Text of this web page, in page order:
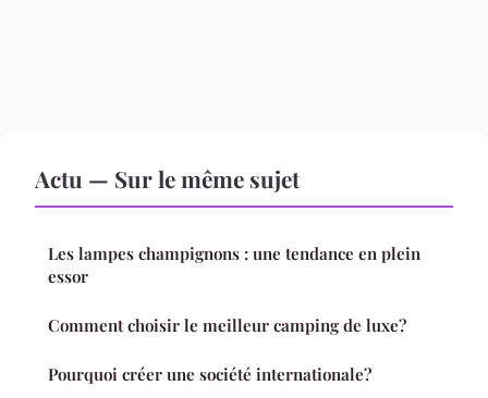
Actu — Sur le même sujet
Les lampes champignons : une tendance en plein
essor
Comment choisir le meilleur camping de luxe?
Pourquoi créer une société internationale?